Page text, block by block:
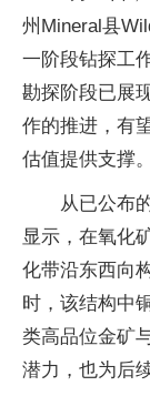
州Mineral县
一阶段钻探工
勘探阶段已展
作的推进，有
估值提供支撑。
从已公布
显示，在氧化
化带沿东西向
时，该结构中
类高品位金矿
潜力，也为后